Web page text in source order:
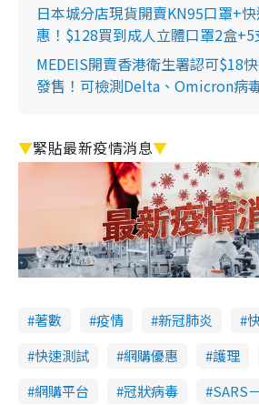
日本城分店現貨開賣KN95口罩+
惠！$128買到成人立體口罩2盒
MEDEIS開賣香港衛生署認可$18
發售！可檢測Delta、Omicron病
▼緊貼最新疫情消息▼
著數 疫情 新冠肺炎
快速測試
網購優惠 護理
網購平台
冠狀病毒 SARS